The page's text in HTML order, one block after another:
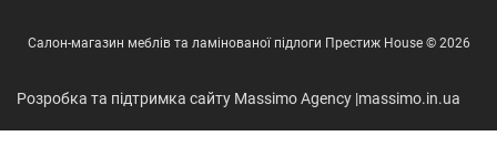
Салон-магазин меблів та ламінованої підлоги Престиж House © 2026
Розробка та підтримка сайту Massimo Agency |massimo.in.ua